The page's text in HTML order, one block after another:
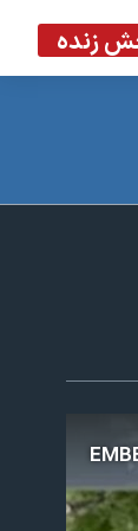
زنده